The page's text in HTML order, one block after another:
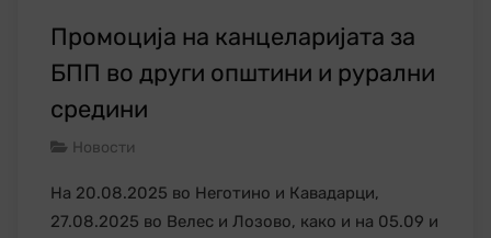
Промоција на канцеларијата за
БПП во други општини и рурални
средини
Новости
На 20.08.2025 во Неготино и Кавадарци,
27.08.2025 во Велес и Лозово, како и на 05.09 и